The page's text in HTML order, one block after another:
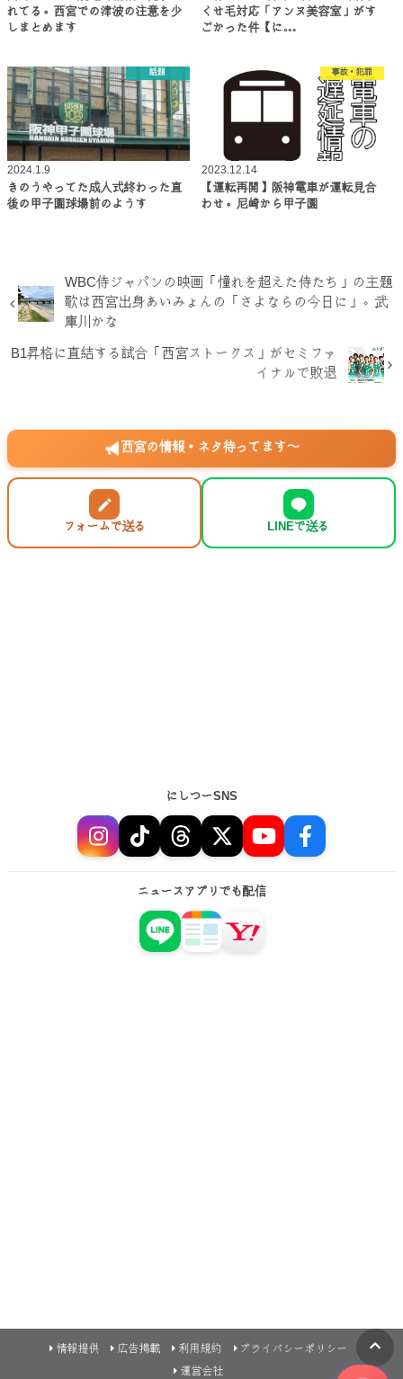
れてる。西宮での津波の注意を少
しまとめます
くせ毛対応「アンヌ美容室」がす
ごかった件【に…
話題
2024.1.9
きのうやってた成人式終わった直
後の甲子園球場前のようす
事故・犯罪
2023.12.14
【運転再開】阪神電車が運転見合
わせ。尼崎から甲子園
WBC侍ジャパンの映画「憧れを超えた侍たち」の主題
歌は西宮出身あいみょんの「さよならの今日に」。武
庫川かな
B1昇格に直結する試合「西宮ストークス」がセミファ
イナルで敗退
西宮の情報・ネタ待ってます〜
フォームで送る LINEで送る
にしつーSNS
ニュースアプリでも配信
情報提供 広告掲載 利用規約
プライバシーポリシー
運営会社